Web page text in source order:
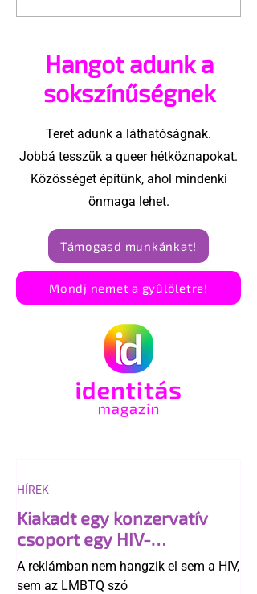
PlanetRomeo
Hangot adunk a
sokszínűségnek
Teret adunk a láthatóságnak.
Jobbá tesszük a queer hétköznapokat.
Közösséget építünk, ahol mindenki
önmaga lehet.
Támogasd munkánkat!
Mondj nemet a gyűlöletre!
Kiakadt egy konzervatív
csoport egy HIV-
megelőzésről szóló
reklámon
A reklámban nem hangzik el sem a HIV,
sem az LMBTQ szó
HÍREK